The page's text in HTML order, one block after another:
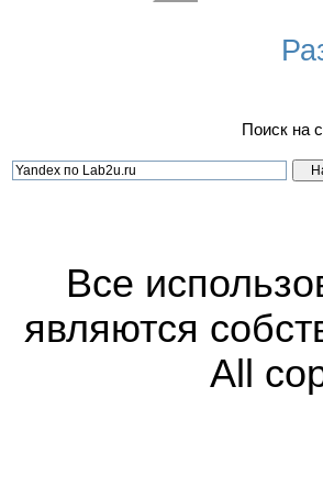
Поиск на
Все
являются
All